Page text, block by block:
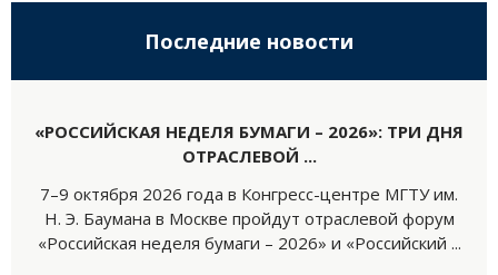
Последние новости
«РОССИЙСКАЯ НЕДЕЛЯ БУМАГИ – 2026»: ТРИ ДНЯ
ОТРАСЛЕВОЙ ...
7–9 октября 2026 года в Конгресс-центре МГТУ им.
Н. Э. Баумана в Москве пройдут отраслевой форум
«Российская неделя бумаги – 2026» и «Российский ...